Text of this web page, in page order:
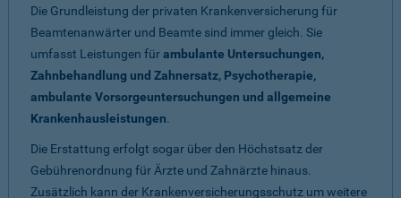
Die Grundleistung der privaten Krankenversicherung für
Beamtenanwärter und Beamte sind immer gleich. Sie
umfasst Leistungen fürambulante Untersuchungen,
Zahnbehandlung und Zahnersatz, Psychotherapie,
ambulante Vorsorgeuntersuchungen und allgemeine
Krankenhausleistungen.
Die Erstattung erfolgt sogar über den Höchstsatz der
Gebührenordnung für Ärzte und Zahnärzte hinaus.
Zusätzlich kann der Krankenversicherungsschutz um weitere